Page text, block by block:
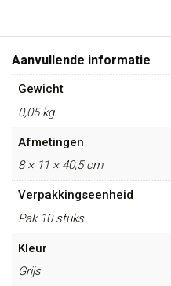
Aanvullende informatie
Gewicht
0,05 kg
Afmetingen
8 × 11 × 40,5 cm
Verpakkingseenheid
Pak 10 stuks
Kleur
Grijs